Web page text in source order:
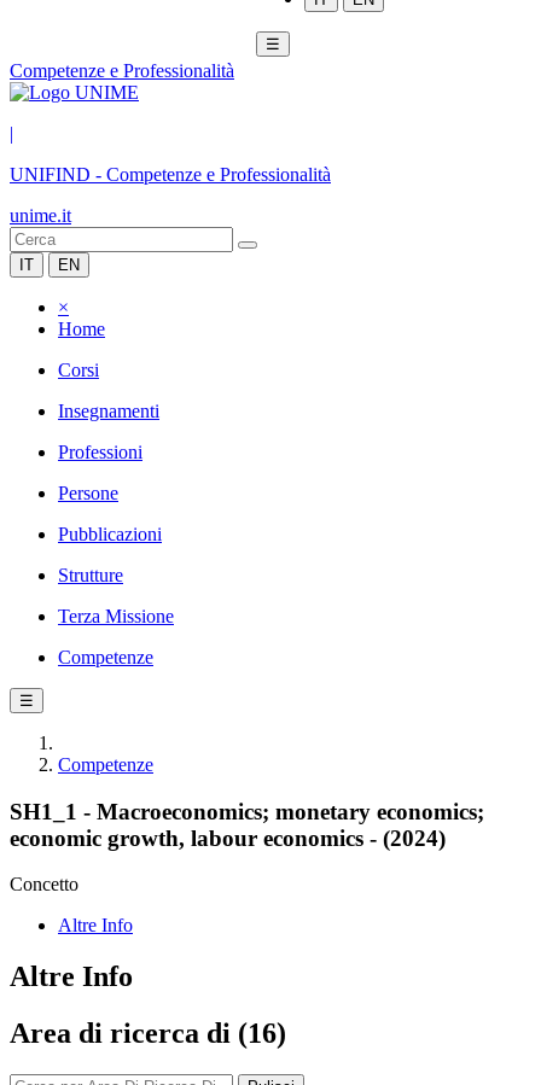
☰
Competenze e Professionalità
|
UNIFIND - Competenze e Professionalità
unime.it
IT EN
×
Home
Corsi
Insegnamenti
Professioni
Persone
Pubblicazioni
Strutture
Terza Missione
Competenze
☰
Competenze
SH1_1 - Macroeconomics; monetary economics;
economic growth, labour economics - (2024)
Concetto
Altre Info
Altre Info
Area di ricerca di (16)